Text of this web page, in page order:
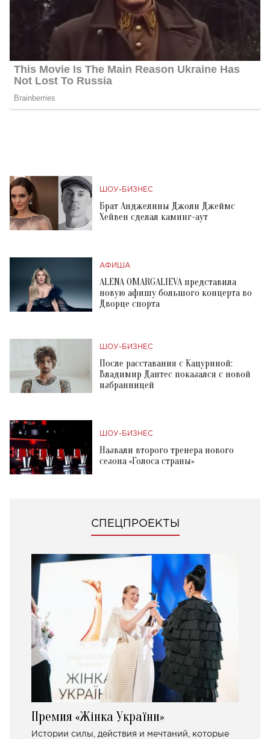
ШОУ-БИЗНЕС
Брат Анджелины Джоли Джеймс
Хейвен сделал каминг-аут
АФИША
ALENA OMARGALIEVA представила
новую афишу большого концерта во
Дворце спорта
ШОУ-БИЗНЕС
После расставания с Кацуриной:
Владимир Дантес показался с новой
избранницей
ШОУ-БИЗНЕС
Назвали второго тренера нового
сезона «Голоса страны»
СПЕЦПРОЕКТЫ
Премия «Жінка України»
Истории силы, действия и мечтаний, которые